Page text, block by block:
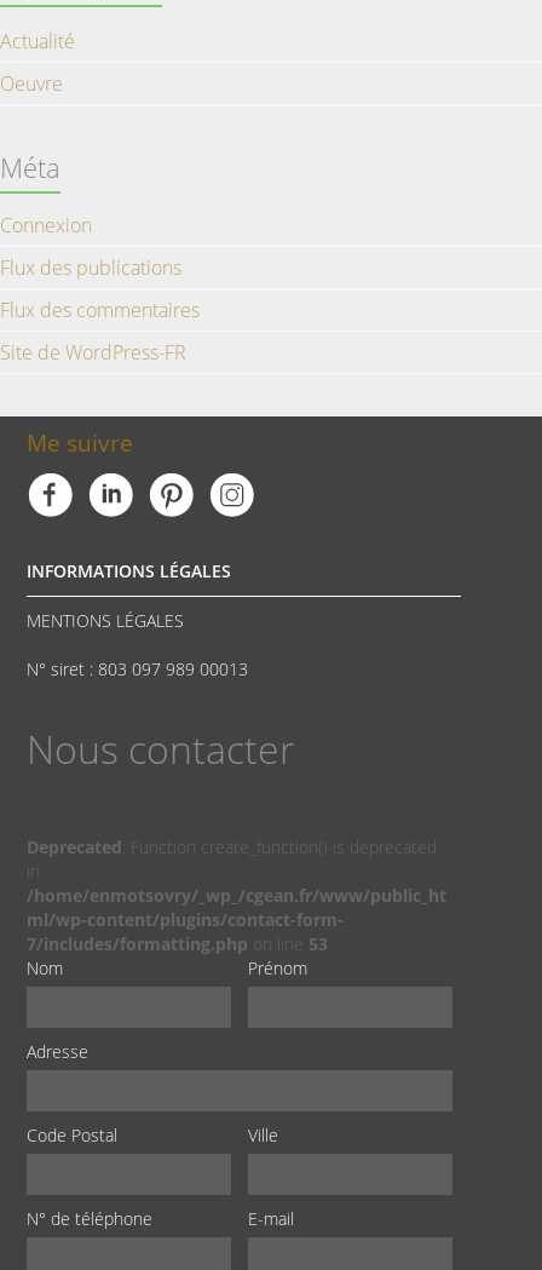
Actualité
Oeuvre
Méta
Connexion
Flux des publications
Flux des commentaires
Site de WordPress-FR
Me suivre
INFORMATIONS LÉGALES
MENTIONS LÉGALES
N° siret : 803 097 989 00013
Nous contacter
Deprecated: Function create_function() is deprecated
in
/home/enmotsovry/_wp_/cgean.fr/www/public_ht
ml/wp-content/plugins/contact-form-
7/includes/formatting.php on line 53
Nom
Prénom
Adresse
Code Postal Ville
N° de téléphone E-mail